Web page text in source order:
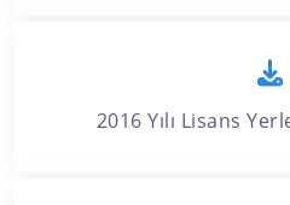
2016 Yılı Lisans